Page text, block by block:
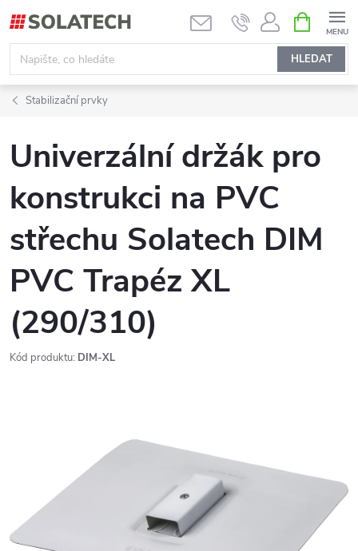
na
obsah
HLEDAT
NÁKUPNÍ
KOŠÍK
Stabilizační prvky
Univerzální držák pro
konstrukci na PVC
střechu Solatech DIM
PVC Trapéz XL
(290/310)
Kód produktu: DIM-XL